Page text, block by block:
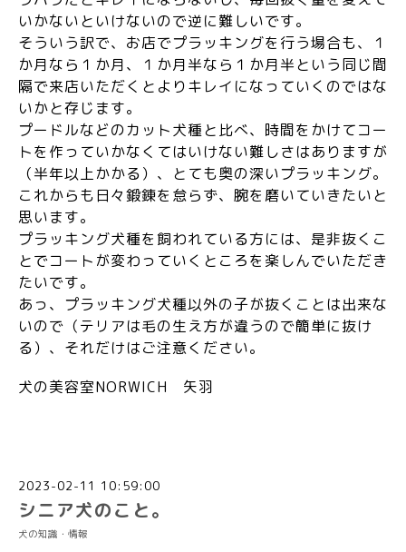
いかないといけないので逆に難しいです。
そういう訳で、お店でプラッキングを行う場合も、１
か月なら１か月、１か月半なら１か月半という同じ間
隔で来店いただくとよりキレイになっていくのではな
いかと存じます。
プードルなどのカット犬種と比べ、時間をかけてコー
トを作っていかなくてはいけない難しさはありますが
（半年以上かかる）、とても奥の深いプラッキング。
これからも日々鍛錬を怠らず、腕を磨いていきたいと
思います。
プラッキング犬種を飼われている方には、是非抜くこ
とでコートが変わっていくところを楽しんでいただき
たいです。
あっ、プラッキング犬種以外の子が抜くことは出来な
いので（テリアは毛の生え方が違うので簡単に抜け
る）、それだけはご注意ください。
犬の美容室NORWICH 矢羽
2023-02-11 10:59:00
シニア犬のこと。
犬の知識・情報